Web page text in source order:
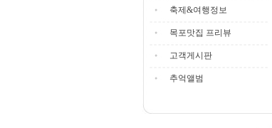
축제&여행정보
목포맛집 프리뷰
고객게시판
추억앨범